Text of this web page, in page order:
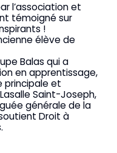
l’association et
témoigné sur
!
élève de
Balas qui a
en apprentissage,
principale et
Saint-Joseph,
générale de la
Droit à